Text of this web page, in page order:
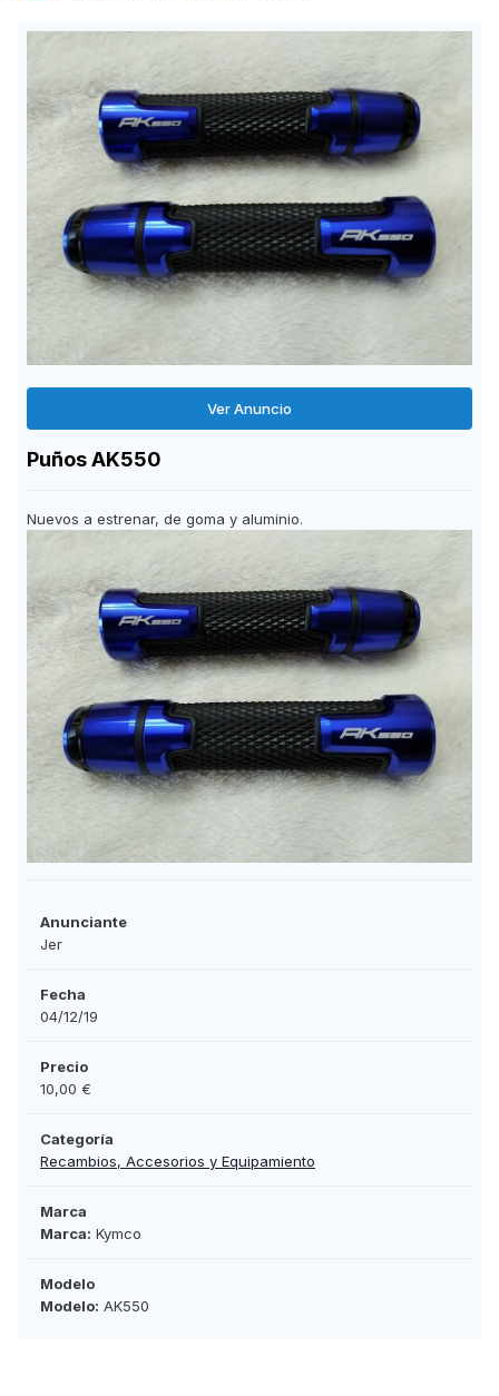
Ver Anuncio
Puños AK550
Nuevos a estrenar, de goma y aluminio.
Anunciante
Jer
Fecha
04/12/19
Precio
10,00 €
Categoría
Recambios, Accesorios y Equipamiento
Marca
Marca: Kymco
Modelo
Modelo: AK550